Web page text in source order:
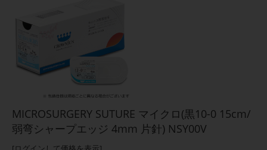
MICROSURGERY SUTURE マイクロ(黒10-0 15cm/
弱弯シャープエッジ 4mm 片針) NSY00V